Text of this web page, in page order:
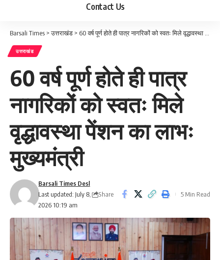
Contact Us
Barsali Times >उत्तराखंड > 60 वर्ष पूर्ण होते ही पात्र नागरिकों को स्वतः मिले वृद्धावस्था पेंशन का लाभः मुख्यमंत्री
उत्तराखंड
60 वर्ष पूर्ण होते ही पात्र
नागरिकों को स्वतः मिले
वृद्धावस्था पेंशन का लाभः
मुख्यमंत्री
Last updated: July 8,
2026 10:19 am
Barsali Times Desl
Share
5 Min Read